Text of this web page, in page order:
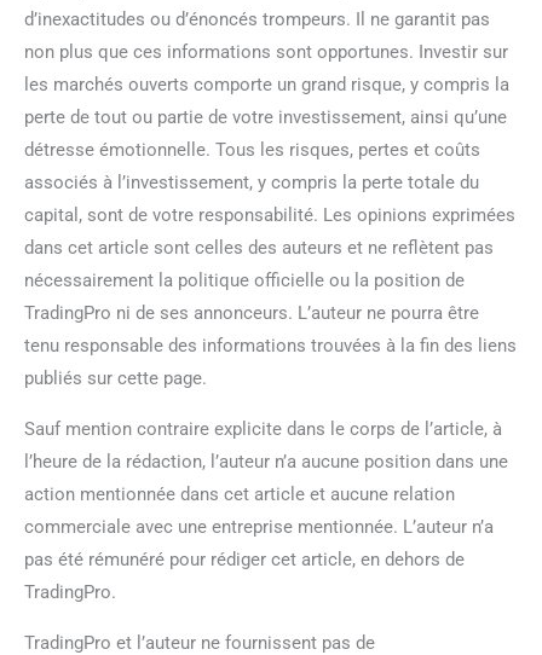
d’inexactitudes ou d’énoncés trompeurs. Il ne garantit pas
non plus que ces informations sont opportunes. Investir sur
les marchés ouverts comporte un grand risque, y compris la
perte de tout ou partie de votre investissement, ainsi qu’une
détresse émotionnelle. Tous les risques, pertes et coûts
associés à l’investissement, y compris la perte totale du
capital, sont de votre responsabilité. Les opinions exprimées
dans cet article sont celles des auteurs et ne reflètent pas
nécessairement la politique officielle ou la position de
TradingPro ni de ses annonceurs. L’auteur ne pourra être
tenu responsable des informations trouvées à la fin des liens
publiés sur cette page.
Sauf mention contraire explicite dans le corps de l’article, à
l’heure de la rédaction, l’auteur n’a aucune position dans une
action mentionnée dans cet article et aucune relation
commerciale avec une entreprise mentionnée. L’auteur n’a
pas été rémunéré pour rédiger cet article, en dehors de
TradingPro.
TradingPro et l’auteur ne fournissent pas de